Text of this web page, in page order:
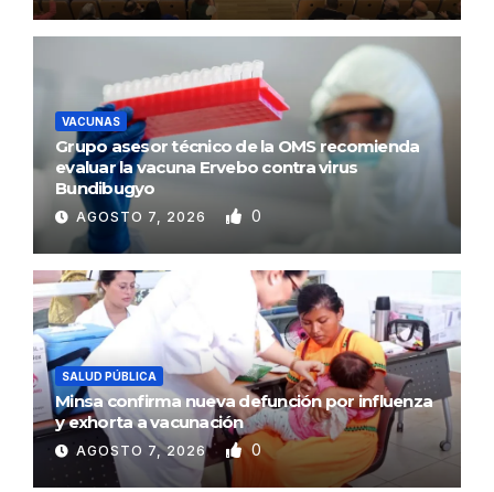
VACUNAS
Grupo asesor técnico de la OMS recomienda
evaluar la vacuna Ervebo contra virus
Bundibugyo
AGOSTO 7, 2026 0
SALUD PÚBLICA
Minsa confirma nueva defunción por influenza
y exhorta a vacunación
AGOSTO 7, 2026 0